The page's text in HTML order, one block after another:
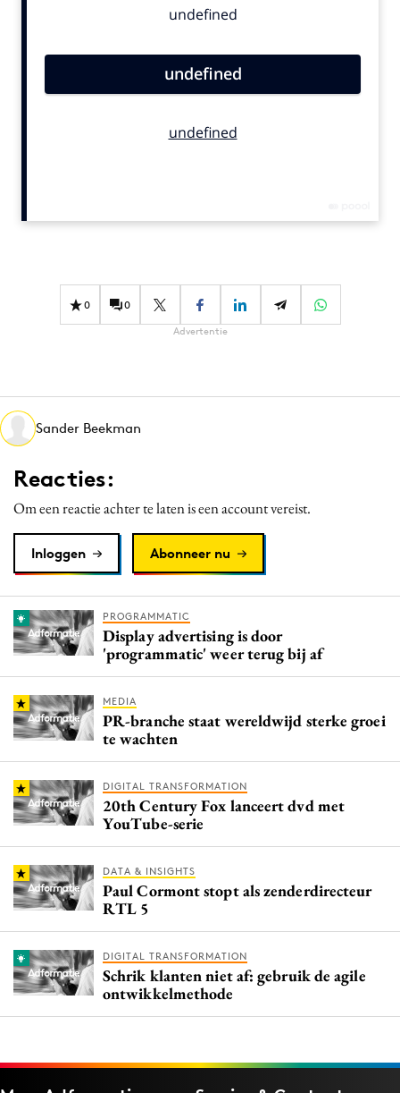
Contentmarketing
Effectiviteit
Gedragsverandering
Martech
Media
Merkstrategie
PR
Programmatic
Reputatie & crisis
0 0
Advertentie
Sander Beekman
Reacties:
Om een reactie achter te laten is een account vereist.
Inloggen Abonneer nu
PROGRAMMATIC
Display advertising is door
'programmatic' weer terug bij af
MEDIA
PR-branche staat wereldwijd sterke groei
te wachten
DIGITAL TRANSFORMATION
20th Century Fox lanceert dvd met
YouTube-serie
DATA & INSIGHTS
Paul Cormont stopt als zenderdirecteur
RTL 5
DIGITAL TRANSFORMATION
Schrik klanten niet af: gebruik de agile
ontwikkelmethode